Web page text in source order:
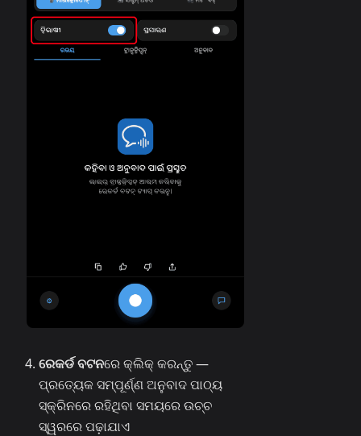
ରେକର୍ଡ ବଟନରେ କ୍ଲିକ୍ କରନ୍ତୁ —
ପ୍ରତ୍ୟେକ ସମ୍ପୂର୍ଣ୍ଣ ଅନୁବାଦ ପାଠ୍ୟ
ସ୍କ୍ରିନରେ ରହିଥିବା ସମୟରେ ଉଚ୍ଚ
ସ୍ୱରରେ ପଢ଼ାଯାଏ